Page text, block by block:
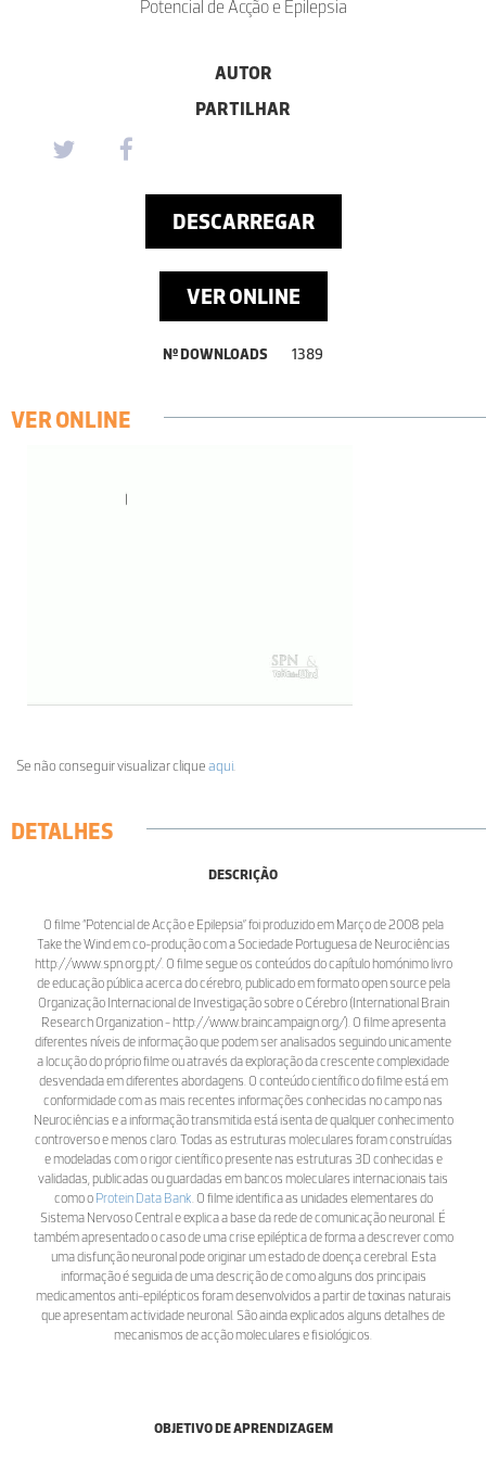
Potencial de Acção e Epilepsia
AUTOR
PARTILHAR
DESCARREGAR
VER ONLINE
Nº DOWNLOADS 1389
VER ONLINE
Se não conseguir visualizar cliqueaqui.
DETALHES
DESCRIÇÃO
O filme “Potencial de Acção e Epilepsia” foi produzido em Março de 2008 pela
Take the Wind em co-produção com a Sociedade Portuguesa de Neurociências
http://www.spn.org.pt/. O filme segue os conteúdos do capítulo homónimo livro
de educação pública acerca do cérebro, publicado em formato open source pela
Organização Internacional de Investigação sobre o Cérebro (International Brain
Research Organization - http://www.braincampaign.org/). O filme apresenta
diferentes níveis de informação que podem ser analisados seguindo unicamente
a locução do próprio filme ou através da exploração da crescente complexidade
desvendada em diferentes abordagens. O conteúdo científico do filme está em
conformidade com as mais recentes informações conhecidas no campo nas
Neurociências e a informação transmitida está isenta de qualquer conhecimento
controverso e menos claro. Todas as estruturas moleculares foram construídas
e modeladas com o rigor científico presente nas estruturas 3D conhecidas e
validadas, publicadas ou guardadas em bancos moleculares internacionais tais
como o Protein Data Bank . O filme identifica as unidades elementares do
Sistema Nervoso Central e explica a base da rede de comunicação neuronal. É
também apresentado o caso de uma crise epiléptica de forma a descrever como
uma disfunção neuronal pode originar um estado de doença cerebral. Esta
informação é seguida de uma descrição de como alguns dos principais
medicamentos anti-epilépticos foram desenvolvidos a partir de toxinas naturais
que apresentam actividade neuronal. São ainda explicados alguns detalhes de
mecanismos de acção moleculares e fisiológicos.
OBJETIVO DE APRENDIZAGEM